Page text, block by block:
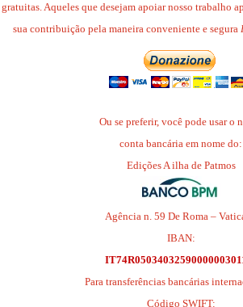
gratuitas. Aqueles que desejam apoiar nosso trabalho
sua contribuição pela maneira conveniente e segura
Ou se preferir, você pode usar o
conta bancária em nome do:
Edições A ilha de Patmos
Agência n. 59 De Roma –
IBAN:
Para transferências bancárias
Código SWIFT: